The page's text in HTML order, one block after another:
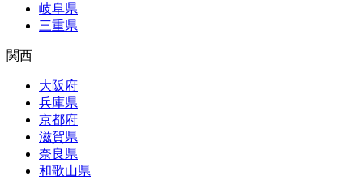
岐阜県
三重県
関西
大阪府
兵庫県
京都府
滋賀県
奈良県
和歌山県